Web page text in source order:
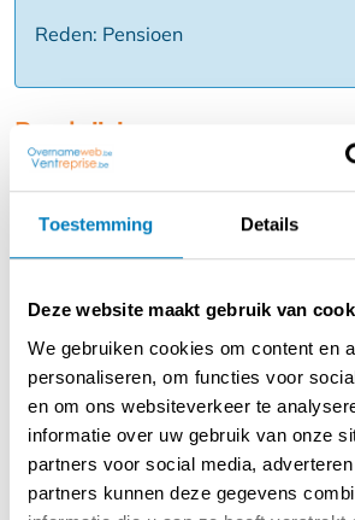
Toestemming Details
Deze website maakt gebruik van
We gebruiken cookies om content en
personaliseren, om functies voor
en om ons websiteverkeer te
informatie over uw gebruik van onze
partners voor social media,
partners kunnen deze gegevens
Reden: Pensioen
Beschrijving
Overname van een sanitair en
Panne.
Dit succesvolle en goed
verwarming en sanitair.
Omwille van hun pensioenleeftijd
hun zaak over te dragen aan een
verder zet of integreert in een groter
Verkoop van het handelsfonds.